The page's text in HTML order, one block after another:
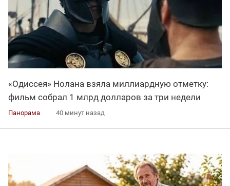
«Одиссея» Нолана взяла миллиардную отметку:
фильм собрал 1 млрд долларов за три недели
Панорама 40 минут назад